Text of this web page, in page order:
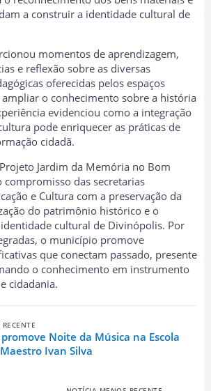
a construir a identidade cultural de
momentos de aprendizagem,
e reflexão sobre as diversas
oferecidas pelos espaços
o conhecimento sobre a história
evidenciou como a integração
pode enriquecer as práticas de
cidadã.
Jardim da Memória no Bom
compromisso das secretarias
e Cultura com a preservação da
do patrimônio histórico e o
cultural de Divinópolis. Por
o município promove
que conectam passado, presente
o conhecimento em instrumento
cidadania.
Noite da Música na Escola
Ivan Silva